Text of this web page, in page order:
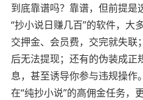
到底靠谱吗？靠谱，但前提是
“抄小说日赚几百”的软件，
交押金、会员费，交完就失联
后无法提现；还有的伪装成正
息，甚至诱导你参与违规操作
在“纯抄小说”的高佣金任务，